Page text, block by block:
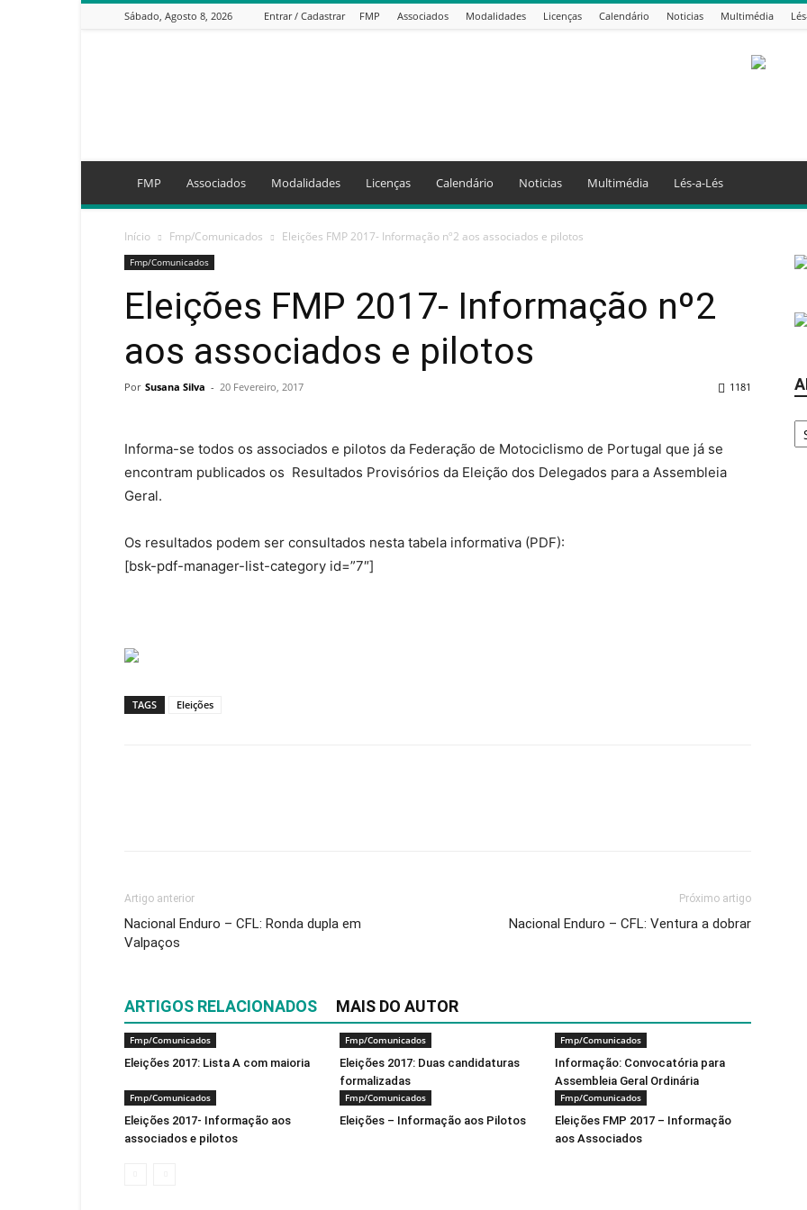
Sábado, Agosto 8, 2026 Entrar / Cadastrar FMP Associados Modalidades Licenças Calendário Noticias Multimédia
FMP Associados Modalidades Licenças Calendário Noticias Multimédia Lés-a-Lés
Início Fmp/Comunicados Eleições FMP 2017- Informação nº2 aos associados e pilotos
Fmp/Comunicados
Eleições FMP 2017- Informação nº2
aos associados e pilotos
Por Susana Silva - 20 Fevereiro, 2017 1181
Informa-se todos os associados e pilotos da Federação de Motociclismo de Portugal que já se
encontram publicados os Resultados Provisórios da Eleição dos Delegados para a Assembleia
Geral.
Os resultados podem ser consultados nesta tabela informativa (PDF):
[bsk-pdf-manager-list-category id=”7″]
TAGS Eleições
Artigo anterior
Nacional Enduro – CFL: Ronda dupla em
Valpaços
Próximo artigo
Nacional Enduro – CFL: Ventura a dobrar
ARTIGOS RELACIONADOS MAIS DO AUTOR
Fmp/Comunicados
Eleições 2017: Lista A com maioria
Fmp/Comunicados
Eleições 2017: Duas candidaturas
formalizadas
Fmp/Comunicados
Informação: Convocatória para
Assembleia Geral Ordinária
Fmp/Comunicados
Eleições 2017- Informação aos
associados e pilotos
Fmp/Comunicados
Eleições – Informação aos Pilotos
Fmp/Comunicados
Eleições FMP 2017 – Informação
aos Associados